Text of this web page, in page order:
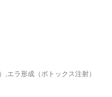
,エラ形成（ボトックス注射）